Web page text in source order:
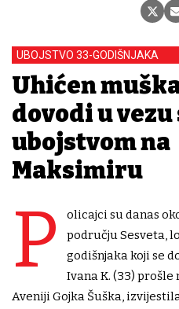
UBOJSTVO 33-GODIŠNJAKA
Uhićen
dovodi u vezu
ubojstvom na
Maksimiru
P
olicajci su danas
području Sesveta,
godišnjaka koji se
Ivana K. (33) prošle
Aveniji Gojka Šuška,